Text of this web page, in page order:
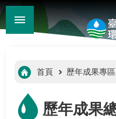
跳到主要內容區塊
搜
:::
首頁 歷年成果專區
歷年成果